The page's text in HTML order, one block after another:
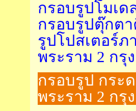
กรอบรูปโมเ
กรอบรูปตุ๊กต
รูปโปสเตอร์
พระราม 2 กรุ
กรอบรูป กระ
พระราม 2 กรุ